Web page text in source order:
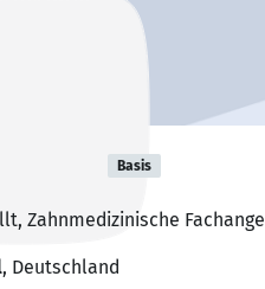
Basis
Zahnmedizinische
, Deutschland